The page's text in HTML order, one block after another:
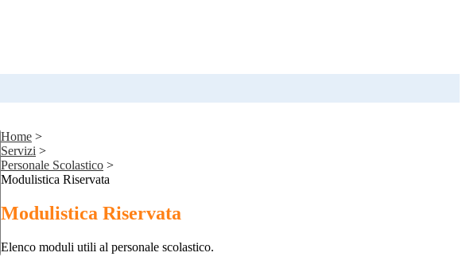
Home >
Servizi >
Personale Scolastico >
Modulistica Riservata
Modulistica Riservata
Elenco moduli utili al personale scolastico.